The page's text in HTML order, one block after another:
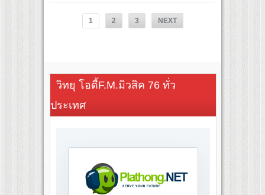
1 2 3 NEXT
วิทยุ โอดี้F.M.มิวสิค 76 ทั่ว
ประเทศ